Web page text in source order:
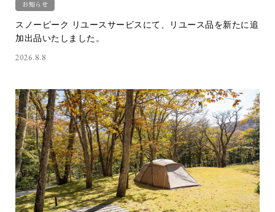
お知らせ
スノーピーク リユースサービスにて、リユース品を新たに追
加出品いたしました。
2026.8.8